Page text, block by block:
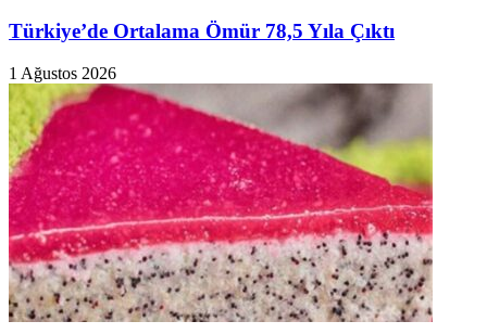
Türkiye’de Ortalama Ömür 78,5 Yıla Çıktı
1 Ağustos 2026